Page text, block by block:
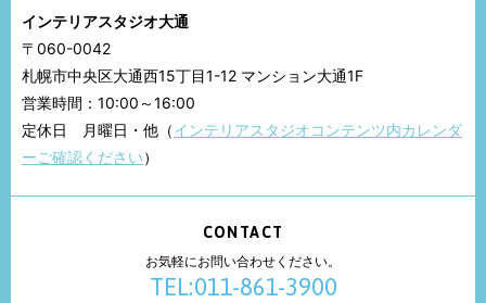
インテリアスタジオ大通
〒060-0042
札幌市中央区大通西15丁目1-12 マンション大通1F
営業時間：10:00～16:00
定休日 月曜日・他（インテリアスタジオコンテンツ内カレンダ
ーご確認ください）
CONTACT
お気軽にお問い合わせください。
TEL:011-861-3900